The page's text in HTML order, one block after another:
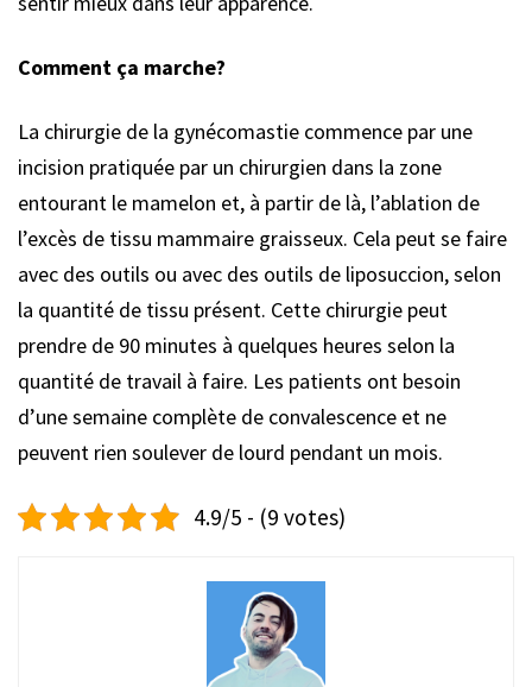
Comment ça marche?
La chirurgie de la gynécomastie commence par une
incision pratiquée par un chirurgien dans la zone
entourant le mamelon et, à partir de là, l’ablation de
l’excès de tissu mammaire graisseux. Cela peut se faire
avec des outils ou avec des outils de liposuccion, selon
la quantité de tissu présent. Cette chirurgie peut
prendre de 90 minutes à quelques heures selon la
quantité de travail à faire. Les patients ont besoin
d’une semaine complète de convalescence et ne
peuvent rien soulever de lourd pendant un mois.
4.9/5 - (9 votes)